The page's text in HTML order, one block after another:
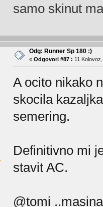
samo skinut
Odg: Runner Sp 180 :)
« Odgovori #87 : 11
A ocito nikako
skocila
semering.
Definitivno mi
stavit AC.
@tomi